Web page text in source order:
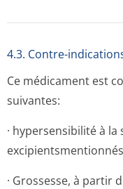
4.3. Contre-
Ce médicament est
suivantes:
· hypersensibilité à la
· Grossesse, à partir